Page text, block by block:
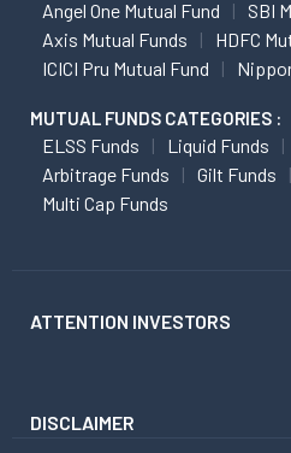
Angel One Mutual Fund
SBI
Axis Mutual Funds
HDFC
ICICI Pru Mutual Fund
MUTUAL FUNDS CATEGORIES :
ELSS Funds Liquid Funds
Arbitrage Funds
Gilt Funds
Multi Cap Funds
ATTENTION INVESTORS
DISCLAIMER